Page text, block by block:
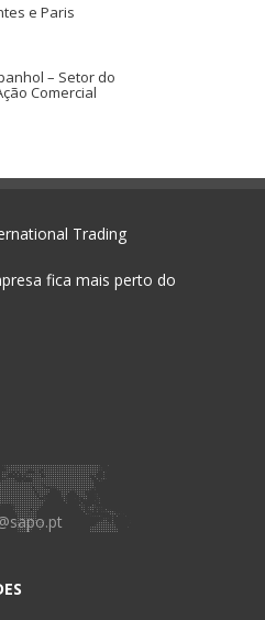
e Paris
– Setor do
Comercial
Trading
fica mais perto do